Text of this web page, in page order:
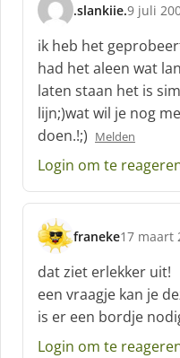
.slankiie.
s
c
h
r
e
e
f
9 juli
ik heb het
had het aleen wat
laten staan het is
lijn;)wat wil je nog
doen.!;) Melden
Login om te
franeke
s
h
r
e
e
17 maart
dat ziet erlekker uit!
een vraagje kan je
is er een bordje nodig
Login om te